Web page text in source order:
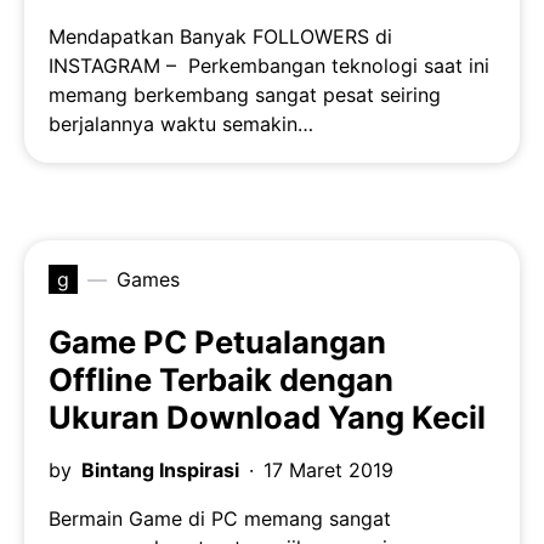
Mendapatkan Banyak FOLLOWERS di
INSTAGRAM – Perkembangan teknologi saat ini
memang berkembang sangat pesat seiring
berjalannya waktu semakin…
g Games
Game PC Petualangan
Offline Terbaik dengan
Ukuran Download Yang Kecil
by Bintang Inspirasi
17 Maret 2019
Bermain Game di PC memang sangat